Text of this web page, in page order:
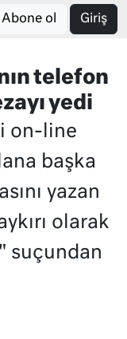
Abone ol Giriş
telefon
yedi
on-line
başka
yazan
olarak
suçundan